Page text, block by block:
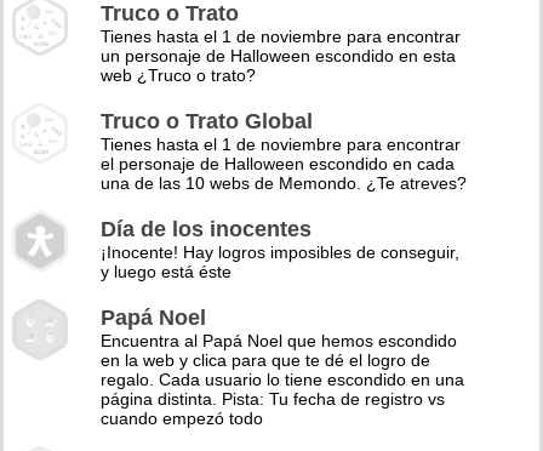
Truco o Trato
Tienes hasta el 1 de noviembre para encontrar
un personaje de Halloween escondido en esta
web ¿Truco o trato?
Truco o Trato Global
Tienes hasta el 1 de noviembre para encontrar
el personaje de Halloween escondido en cada
una de las 10 webs de Memondo. ¿Te atreves?
Día de los inocentes
¡Inocente! Hay logros imposibles de conseguir,
y luego está éste
Papá Noel
Encuentra al Papá Noel que hemos escondido
en la web y clica para que te dé el logro de
regalo. Cada usuario lo tiene escondido en una
página distinta. Pista: Tu fecha de registro vs
cuando empezó todo